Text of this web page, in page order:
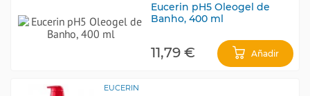
Eucerin pH5 Oleogel de
Banho, 400 ml
11,79 € Añadir
EUCERIN